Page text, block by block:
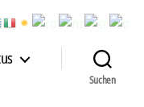
Suchen